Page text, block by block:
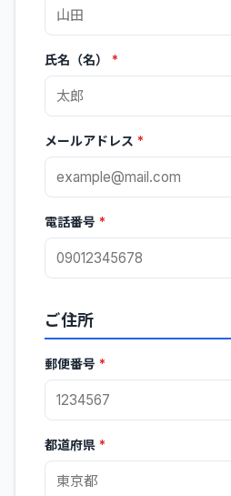
氏名（名） *
メールアドレス *
電話番号 *
ご住所
郵便番号 *
都道府県 *